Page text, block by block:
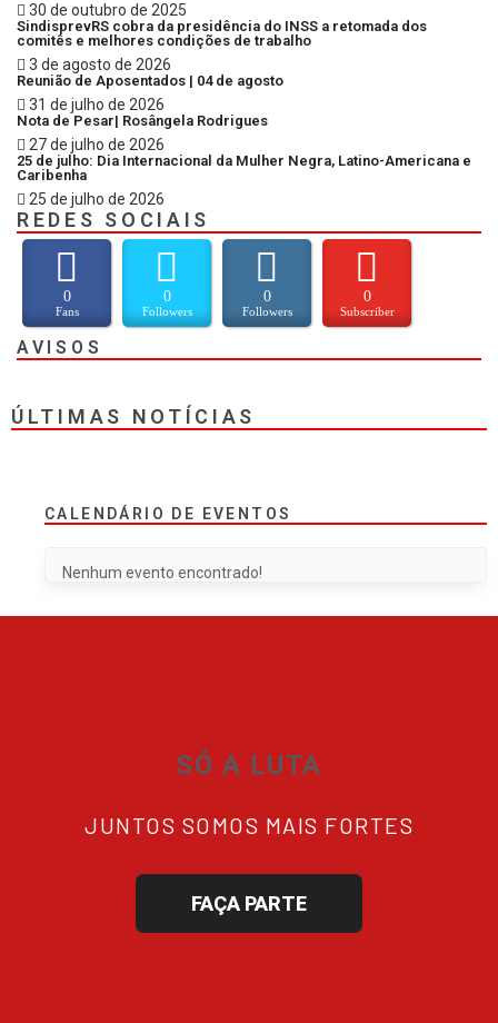
30 de outubro de 2025
SindisprevRS cobra da presidência do INSS a retomada dos
comitês e melhores condições de trabalho
3 de agosto de 2026
Reunião de Aposentados | 04 de agosto
31 de julho de 2026
Nota de Pesar| Rosângela Rodrigues
27 de julho de 2026
25 de julho: Dia Internacional da Mulher Negra, Latino-Americana e
Caribenha
25 de julho de 2026
REDES SOCIAIS
0
Fans
0
Followers
0
Followers
0
Subscriber
AVISOS
ÚLTIMAS NOTÍCIAS
CALENDÁRIO DE EVENTOS
Nenhum evento encontrado!
SÓ A LUTA
JUNTOS SOMOS MAIS FORTES
FAÇA PARTE